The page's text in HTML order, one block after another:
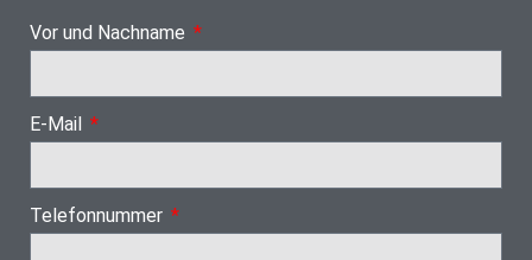
Vor und Nachname
E-Mail
Telefonnummer